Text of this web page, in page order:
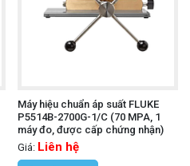
Máy hiệu chuẩn áp suất FLUKE
P5514B-2700G-1/C (70 MPA, 1
máy đo, được cấp chứng nhận)
Giá: Liên hệ